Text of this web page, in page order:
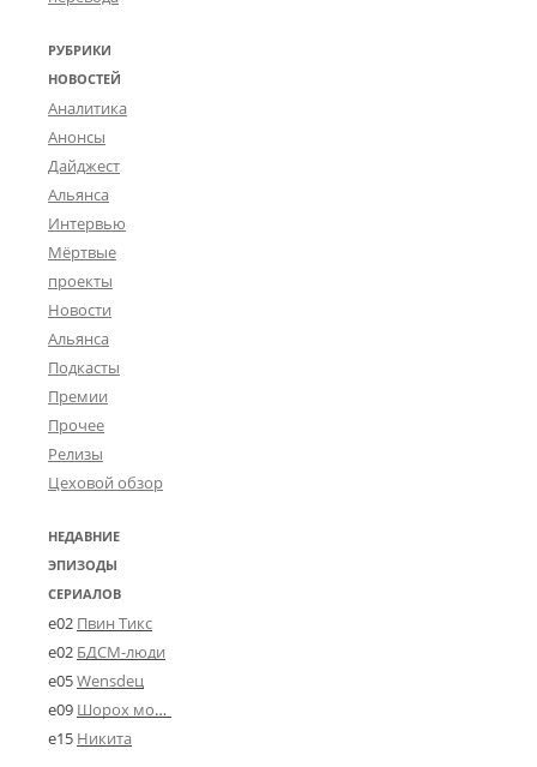
РУБРИКИ
НОВОСТЕЙ
Аналитика
Анонсы
Дайджест
Альянса
Интервью
Мёртвые
проекты
Новости
Альянса
Подкасты
Премии
Прочее
Релизы
Цеховой обзор
НЕДАВНИЕ
ЭПИЗОДЫ
СЕРИАЛОВ
e02 Пвин Тикс
e02 БДСМ-люди
e05Wensdeц
e09 Шорох мозговины
e15 Никита